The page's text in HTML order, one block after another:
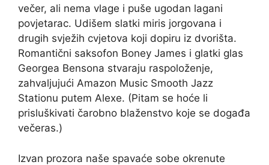
večer, ali nema vlage i puše ugodan lagani
povjetarac. Udišem slatki miris jorgovana i
drugih svježih cvjetova koji dopiru iz dvorišta.
Romantični saksofon Boney James i glatki glas
Georgea Bensona stvaraju raspoloženje,
zahvaljujući Amazon Music Smooth Jazz
Stationu putem Alexe. (Pitam se hoće li
prisluškivati ​​čarobno blaženstvo koje se događa
večeras.)
Izvan prozora naše spavaće sobe okrenute